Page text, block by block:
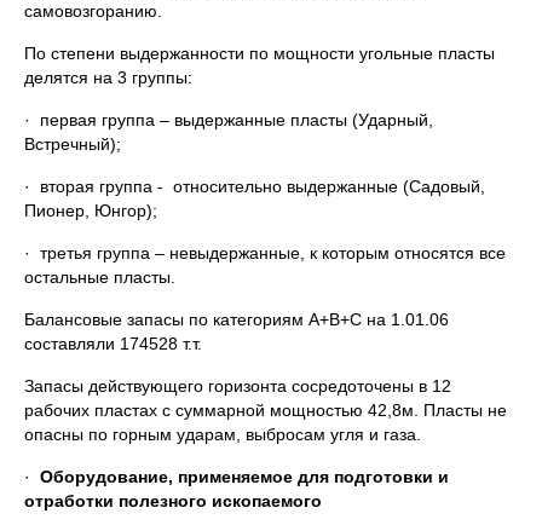
самовозгоранию.
По степени выдержанности по мощности угольные пласты
делятся на 3 группы:
· первая группа – выдержанные пласты (Ударный,
Встречный);
· вторая группа - относительно выдержанные (Садовый,
Пионер, Юнгор);
· третья группа – невыдержанные, к которым относятся все
остальные пласты.
Балансовые запасы по категориям А+В+С на 1.01.06
составляли 174528 т.т.
Запасы действующего горизонта сосредоточены в 12
рабочих пластах с суммарной мощностью 42,8м. Пласты не
опасны по горным ударам, выбросам угля и газа.
· Оборудование, применяемое для подготовки и
отработки полезного ископаемого